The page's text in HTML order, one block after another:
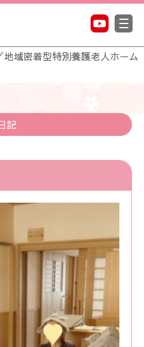
地域密着型特別養護老人ホーム
記